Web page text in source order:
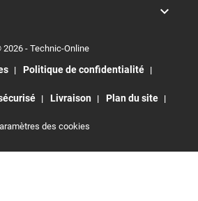

2026 - Technic-Online
Politique de confidentialité
Livraison Plan du site
des cookies